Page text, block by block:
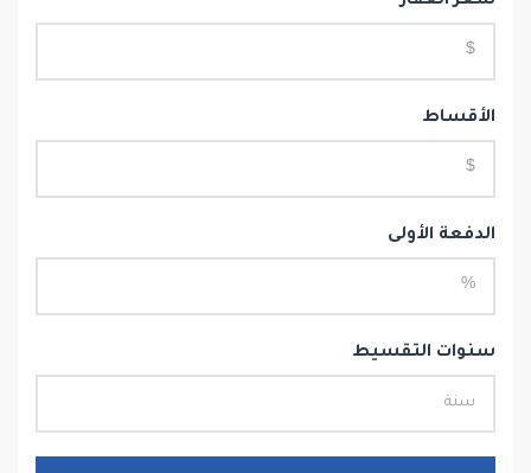
الأقساط
الدفعة الأولى
سنوات التقسيط